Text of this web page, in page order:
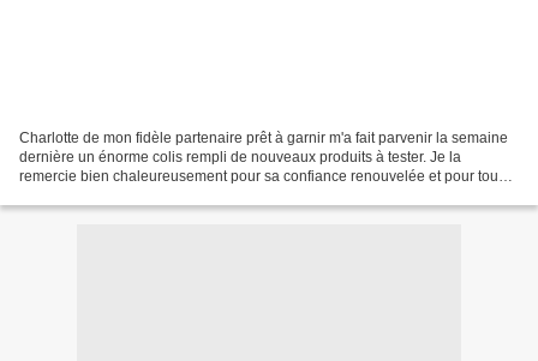
Charlotte de mon fidèle partenaire prêt à garnir m'a fait parvenir la semaine
dernière un énorme colis rempli de nouveaux produits à tester. Je la
remercie bien chaleureusement pour sa confiance renouvelée et pour tous